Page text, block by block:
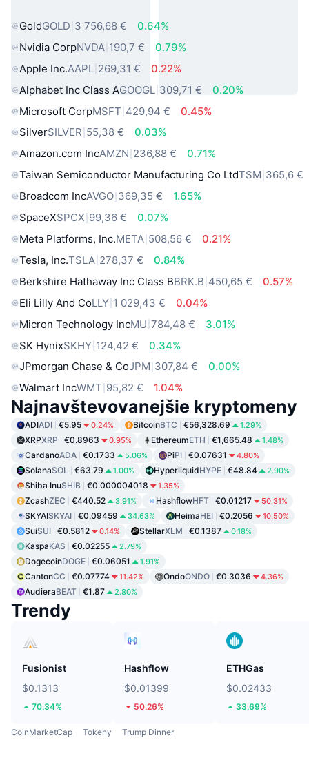
GoldGOLD 3 756,68 €
0.64%
Nvidia CorpNVDA 190,7 €
0.79%
Apple Inc.AAPL 269,31 €
0.22%
Alphabet Inc Class AGOOGL 309,71 €
0.20%
Microsoft CorpMSFT 429,94 €
0.45%
SilverSILVER 55,38 €
0.03%
Amazon.com IncAMZN 236,88 €
0.71%
Taiwan Semiconductor Manufacturing Co LtdTSM 365,6 €
Broadcom IncAVGO 369,35 €
1.65%
SpaceXSPCX 99,36 €
0.07%
Meta Platforms, Inc.META 508,56 €
0.21%
Tesla, Inc.TSLA 278,37 €
0.84%
Berkshire Hathaway Inc Class BBRK.B 450,65 €
0.57%
Eli Lilly And CoLLY 1 029,43 €
0.04%
Micron Technology IncMU 784,48 €
3.01%
SK HynixSKHY 124,42 €
0.34%
JPmorgan Chase & CoJPM 307,84 €
0.00%
Walmart IncWMT 95,82 € 1.04%
Najnavštevovanejšie kryptomeny
ADIADI €5.95 0.24% BitcoinBTC €56,328.69 1.29%
XRPXRP €0.8963 0.95% EthereumETH €1,665.48 1.48%
CardanoADA €0.1733 5.06% PiPI €0.07631 4.80%
SolanaSOL €63.79 1.00% HyperliquidHYPE €48.84 2.90%
Shiba InuSHIB €0.000004018 1.35%
ZcashZEC €440.52 3.91% HashflowHFT €0.01217 50.31%
SKYAISKYAI €0.09459 34.63% HeimaHEI €0.2056 10.50%
SuiSUI €0.5812 0.14% StellarXLM €0.1387 0.18%
KaspaKAS €0.02255 2.79%
DogecoinDOGE €0.06051 1.91%
CantonCC €0.07774 11.42% OndoONDO €0.3036 4.36%
AudieraBEAT €1.87 2.80%
Trendy
Fusionist
$0.1313
70.34%
Hashflow
$0.01399
50.26%
ETHGas
$0.02433
33.69%
CoinMarketCap Tokeny Trump Dinner